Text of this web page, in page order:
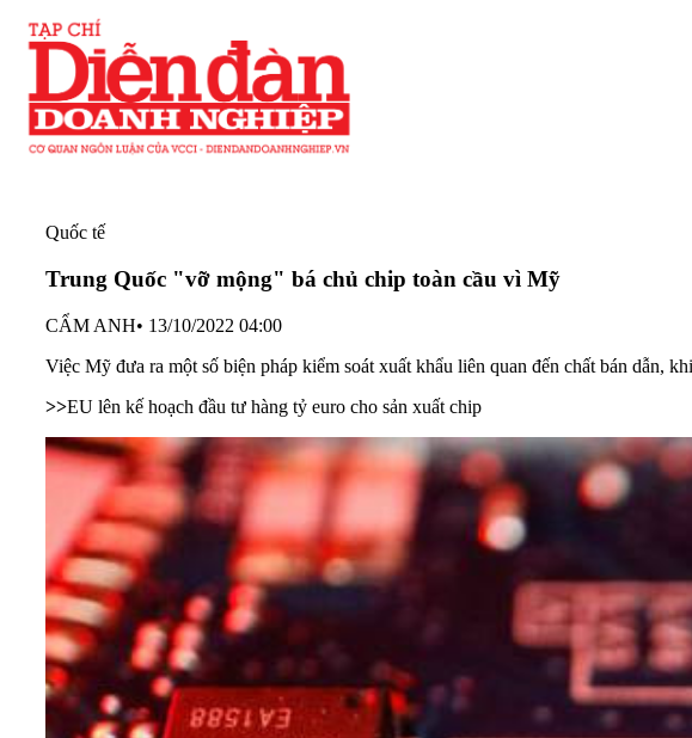
Quốc tế
Trung Quốc "vỡ mộng" bá chủ chip toàn cầu vì Mỹ
CẨM ANH• 13/10/2022 04:00
Việc Mỹ đưa ra một số biện pháp kiểm soát xuất khẩu liên quan đến chất bán dẫn,
>>EU lên kế hoạch đầu tư hàng tỷ euro cho sản xuất chip